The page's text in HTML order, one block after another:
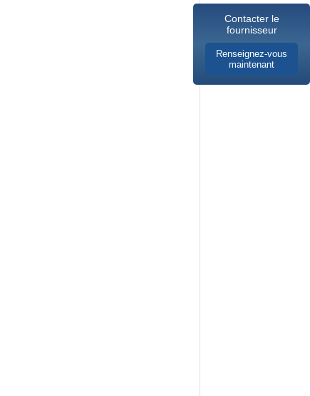
Contacter le
fournisseur
Renseignez-vous
maintenant